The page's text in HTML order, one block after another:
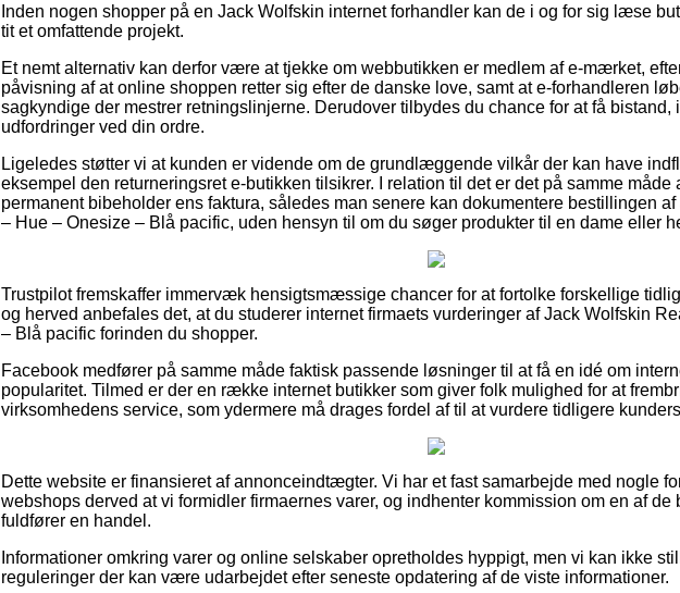
Inden nogen shopper på en Jack Wolfskin internet forhandler kan de i og for sig læse
tit et omfattende projekt.
Et nemt alternativ kan derfor være at tjekke om webbutikken er medlem af e-mærket,
påvisning af at online shoppen retter sig efter de danske love, samt at e-forhandleren
sagkyndige der mestrer retningslinjerne. Derudover tilbydes du chance for at få
udfordringer ved din ordre.
Ligeledes støtter vi at kunden er vidende om de grundlæggende vilkår der kan have
eksempel den returneringsret e-butikken tilsikrer. I relation til det er det på samme måde
permanent bibeholder ens faktura, således man senere kan dokumentere bestillingen
– Hue – Onesize – Blå pacific, uden hensyn til om du søger produkter til en dame eller
Trustpilot fremskaffer immervæk hensigtsmæssige chancer for at fortolke forskellige
og herved anbefales det, at du studerer internet firmaets vurderinger af Jack Wolfskin
– Blå pacific forinden du shopper.
Facebook medfører på samme måde faktisk passende løsninger til at få en idé om
popularitet. Tilmed er der en række internet butikker som giver folk mulighed for at
virksomhedens service, som ydermere må drages fordel af til at vurdere tidligere
Dette website er finansieret af annonceindtægter. Vi har et fast samarbejde med nogle
webshops derved at vi formidler firmaernes varer, og indhenter kommission om en af
fuldfører en handel.
Informationer omkring varer og online selskaber opretholdes hyppigt, men vi kan ikke
reguleringer der kan være udarbejdet efter seneste opdatering af de viste informationer.